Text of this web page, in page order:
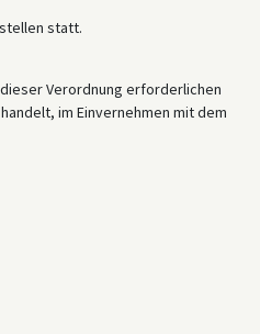
statt.
Verordnung erforderlichen
im Einvernehmen mit dem